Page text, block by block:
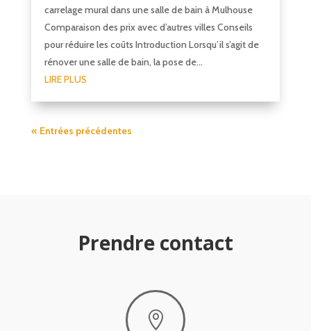
carrelage mural dans une salle de bain à Mulhouse
Comparaison des prix avec d’autres villes Conseils
pour réduire les coûts Introduction Lorsqu’il s’agit de
rénover une salle de bain, la pose de...
LIRE PLUS
« Entrées précédentes
Prendre contact
